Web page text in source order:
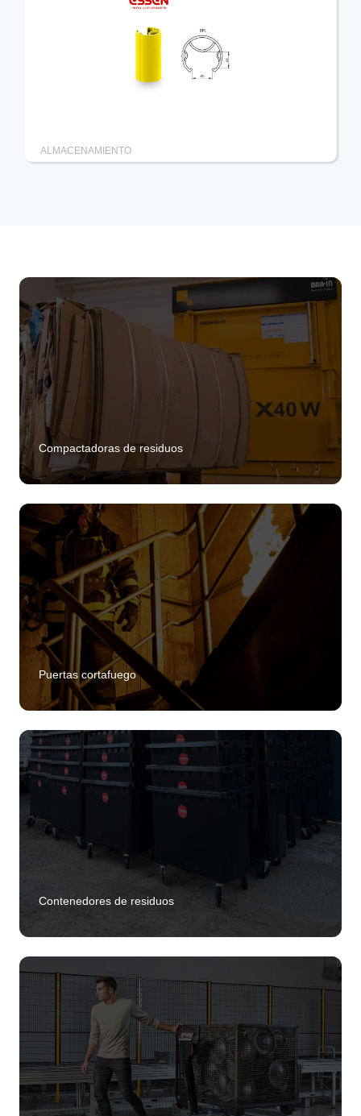
ALMACENAMIENTO
Compactadoras de residuos
Puertas cortafuego
Contenedores de residuos